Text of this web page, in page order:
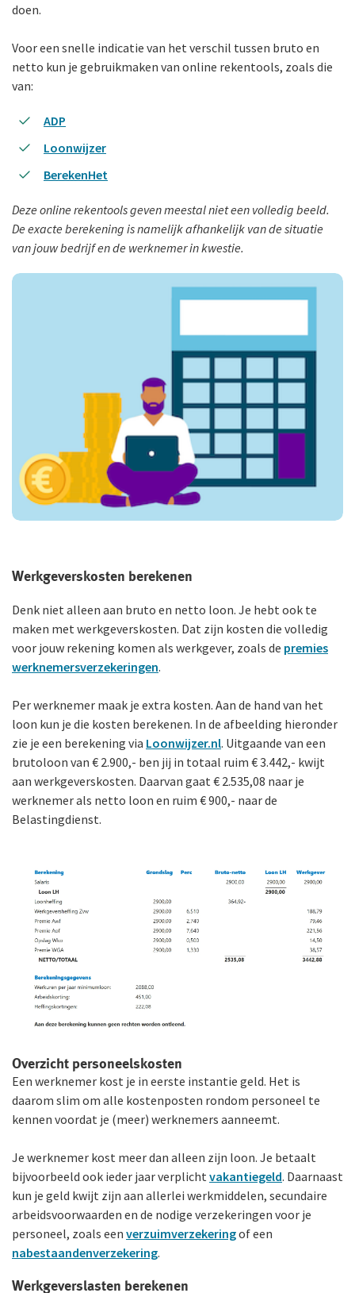
doen.
Voor een snelle indicatie van het verschil tussen bruto en
netto kun je gebruikmaken van online rekentools, zoals die
van:
ADP
Loonwijzer
BerekenHet
Deze online rekentools geven meestal niet een volledig beeld.
De exacte berekening is namelijk afhankelijk van de situatie
van jouw bedrijf en de werknemer in kwestie.
Werkgeverskosten berekenen
Denk niet alleen aan bruto en netto loon. Je hebt ook te
maken met werkgeverskosten. Dat zijn kosten die volledig
voor jouw rekening komen als werkgever, zoals de premies
werknemers­verzekeringen.
Per werknemer maak je extra kosten. Aan de hand van het
loon kun je die kosten berekenen. In de afbeelding hieronder
zie je een berekening via Loonwijzer.nl. Uitgaande van een
brutoloon van € 2.900,- ben jij in totaal ruim € 3.442,- kwijt
aan werkgeverskosten. Daarvan gaat € 2.535,08 naar je
werknemer als netto loon en ruim € 900,- naar de
Belastingdienst.
Overzicht personeelskosten
Een werknemer kost je in eerste instantie geld. Het is
daarom slim om alle kostenposten rondom personeel te
kennen voordat je (meer) werknemers aanneemt.
Je werknemer kost meer dan alleen zijn loon. Je betaalt
bijvoorbeeld ook ieder jaar verplicht vakantiegeld. Daarnaast
kun je geld kwijt zijn aan allerlei werkmiddelen, secundaire
arbeidsvoorwaarden en de nodige verzekeringen voor je
personeel, zoals een verzuimverzekeringof een
nabestaandenverzekering.
Werkgeverslasten berekenen